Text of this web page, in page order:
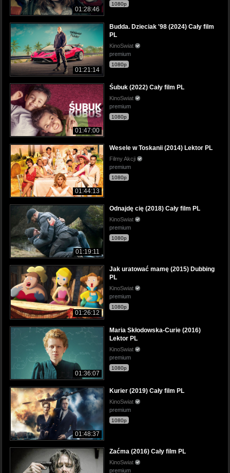
01:28:46
1080p
01:21:14
Budda. Dzieciak '98 (2024) Cały film
PL
KinoSwiat
premium
1080p
01:47:00
Śubuk (2022) Cały film PL
KinoSwiat
premium
1080p
01:44:13
Wesele w Toskanii (2014) Lektor PL
Filmy Akcji
premium
1080p
01:19:11
Odnajdę cię (2018) Cały film PL
KinoSwiat
premium
1080p
01:26:12
Jak uratować mamę (2015) Dubbing
PL
KinoSwiat
premium
1080p
01:36:07
Maria Skłodowska-Curie (2016)
Lektor PL
KinoSwiat
premium
1080p
01:48:37
Kurier (2019) Cały film PL
KinoSwiat
premium
1080p
Zaćma (2016) Cały film PL
KinoSwiat
premium